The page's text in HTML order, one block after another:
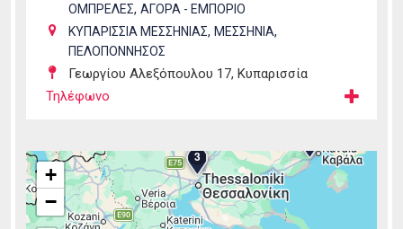
ΟΜΠΡΕΛΕΣ, ΑΓΟΡΑ - ΕΜΠΟΡΙΟ
ΚΥΠΑΡΙΣΣΙΑ ΜΕΣΣΗΝΙΑΣ, ΜΕΣΣΗΝΙΑ,
ΠΕΛΟΠΟΝΝΗΣΟΣ
Γεωργίου Αλεξόπουλου 17, Κυπαρισσία
Τηλέφωνο
3
+
−